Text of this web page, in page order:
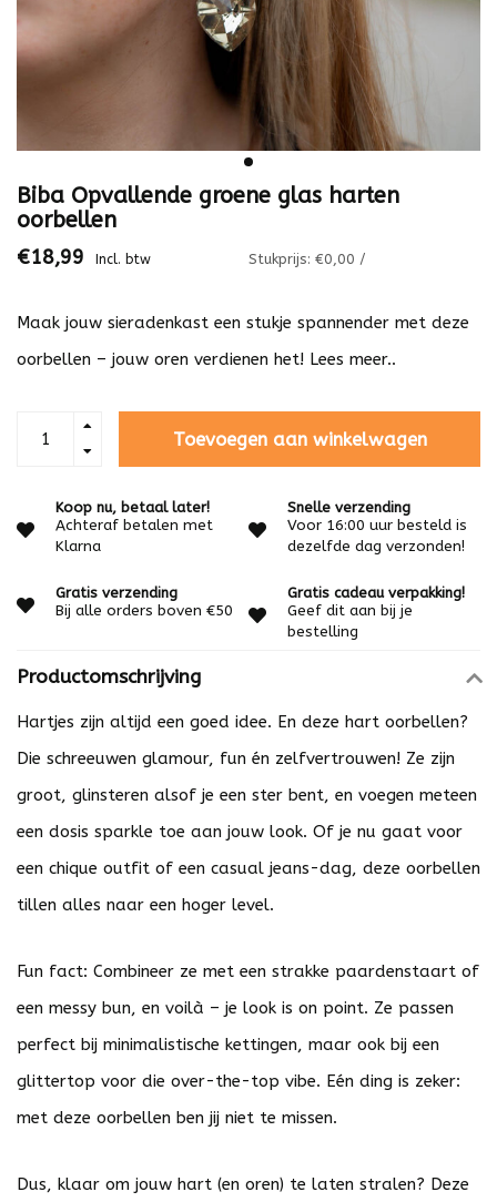
Biba Opvallende groene glas harten
oorbellen
€18,99 Incl. btw Stukprijs: €0,00 /
Maak jouw sieradenkast een stukje spannender met deze
oorbellen – jouw oren verdienen het! Lees meer..
Toevoegen aan winkelwagen
Koop nu, betaal later!
Achteraf betalen met
Klarna
Snelle verzending
Voor 16:00 uur besteld is
dezelfde dag verzonden!
Gratis verzending
Bij alle orders boven €50
Gratis cadeau verpakking!
Geef dit aan bij je
bestelling
Productomschrijving
Hartjes zijn altijd een goed idee. En deze hart oorbellen?
Die schreeuwen glamour, fun én zelfvertrouwen! Ze zijn
groot, glinsteren alsof je een ster bent, en voegen meteen
een dosis sparkle toe aan jouw look. Of je nu gaat voor
een chique outfit of een casual jeans-dag, deze oorbellen
tillen alles naar een hoger level.
Fun fact: Combineer ze met een strakke paardenstaart of
een messy bun, en voilà – je look is on point. Ze passen
perfect bij minimalistische kettingen, maar ook bij een
glittertop voor die over-the-top vibe. Eén ding is zeker:
met deze oorbellen ben jij niet te missen.
Dus, klaar om jouw hart (en oren) te laten stralen? Deze